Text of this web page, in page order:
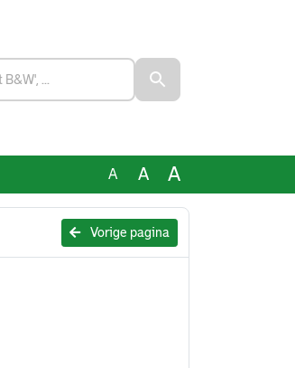
A A A
Vorige pagina